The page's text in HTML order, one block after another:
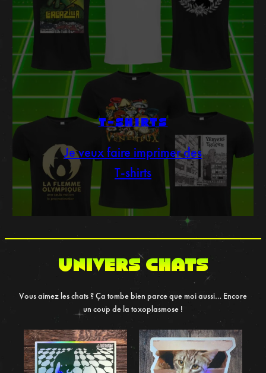
T-SHIRTS
Je veux faire imprimer des
T-shirts
UNIVERS chats
Vous aimez les chats ? Ça tombe bien parce que moi aussi… Encore
un coup de la toxoplasmose !